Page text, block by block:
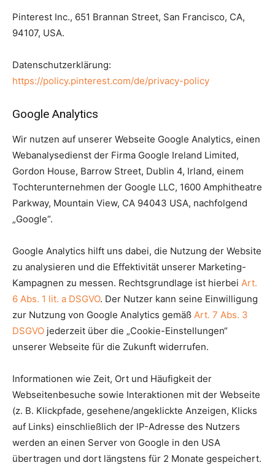
Pinterest Inc., 651 Brannan Street, San Francisco, CA,
94107, USA.
Datenschutzerklärung:
https://policy.pinterest.com/de/privacy-policy
Google Analytics
Wir nutzen auf unserer Webseite Google Analytics, einen
Webanalysedienst der Firma Google Ireland Limited,
Gordon House, Barrow Street, Dublin 4, Irland, einem
Tochterunternehmen der Google LLC, 1600 Amphitheatre
Parkway, Mountain View, CA 94043 USA, nachfolgend
„Google“.
Google Analytics hilft uns dabei, die Nutzung der Website
zu analysieren und die Effektivität unserer Marketing-
Kampagnen zu messen. Rechtsgrundlage ist hierbei Art.
6 Abs. 1 lit. a DSGVO. Der Nutzer kann seine Einwilligung
zur Nutzung von Google Analytics gemäß Art. 7 Abs. 3
DSGVO jederzeit über die „Cookie-Einstellungen“
unserer Webseite für die Zukunft widerrufen.
Informationen wie Zeit, Ort und Häufigkeit der
Webseitenbesuche sowie Interaktionen mit der Webseite
(z. B. Klickpfade, gesehene/angeklickte Anzeigen, Klicks
auf Links) einschließlich der IP-Adresse des Nutzers
werden an einen Server von Google in den USA
übertragen und dort längstens für 2 Monate gespeichert.